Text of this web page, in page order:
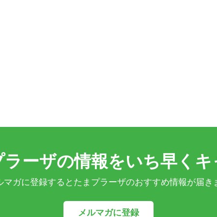
ーザの情報をいち早くキ
マガに登録するとたまプラーザのおすすめ情報が届き
メルマガに登録